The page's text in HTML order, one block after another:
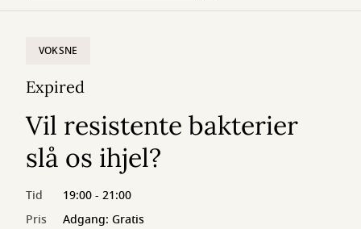
VOKSNE
Expired
Vil resistente bakterier
slå os ihjel?
Tid
19:00 - 21:00
Pris
Adgang: Gratis